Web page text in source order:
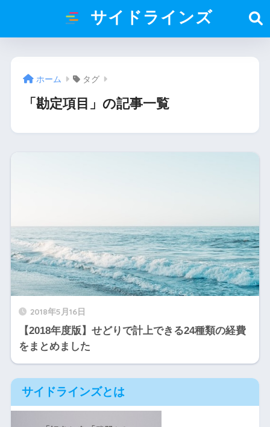
サイドラインズ
ホーム タグ
「勘定項目」の記事一覧
2018年5月16日
【2018年度版】せどりで計上できる24種類の経費
をまとめました
サイドラインズとは